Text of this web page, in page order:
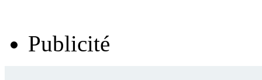
Publicité